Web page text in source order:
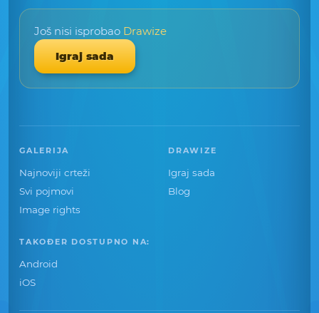
Još nisi isprobao Drawize
Igraj sada
GALERIJA
Najnoviji crteži
Svi pojmovi
Image rights
DRAWIZE
Igraj sada
Blog
TAKOĐER DOSTUPNO NA:
Android
iOS